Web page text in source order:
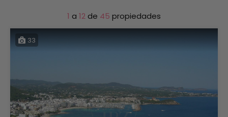
1 a 12de 45 propiedades
33